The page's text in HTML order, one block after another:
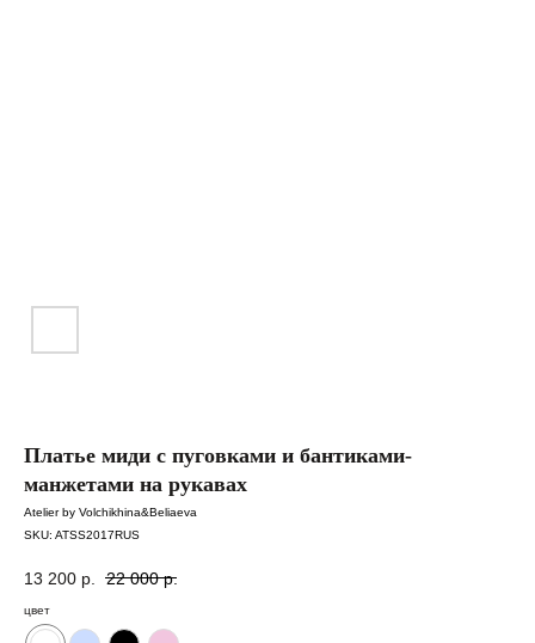
Платье миди с пуговками и бантиками-
манжетами на рукавах
Atelier by Volchikhina&Beliaeva
SKU: ATSS2017RUS
13 200 р. 22 000 р.
цвет